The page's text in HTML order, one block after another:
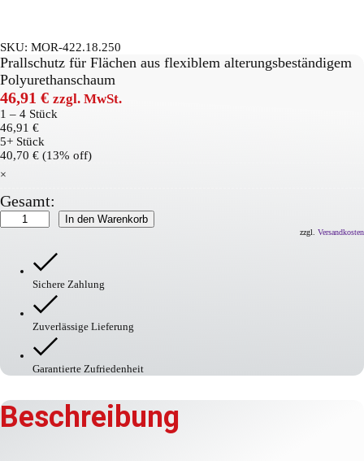
SKU: MOR-422.18.250
Prallschutz für Flächen aus flexiblem alterungsbeständigem
Polyurethanschaum
46,91 € zzgl. MwSt.
1 – 4 Stück
46,91 €
5+ Stück
40,70 € (13% off)
×
Gesamt:
MORION
Prallschutz
Profilschutz
Menge
In den Warenkorb
zzgl. Versandkosten
Sichere Zahlung
Zuverlässige Lieferung
Garantierte Zufriedenheit
Beschreibung